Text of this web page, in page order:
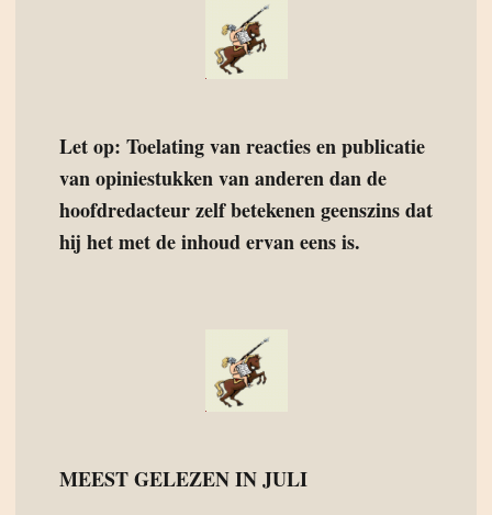
Let op: Toelating van reacties en publicatie
van opiniestukken van anderen dan de
hoofdredacteur zelf betekenen geenszins dat
hij het met de inhoud ervan eens is.
MEEST GELEZEN IN JULI